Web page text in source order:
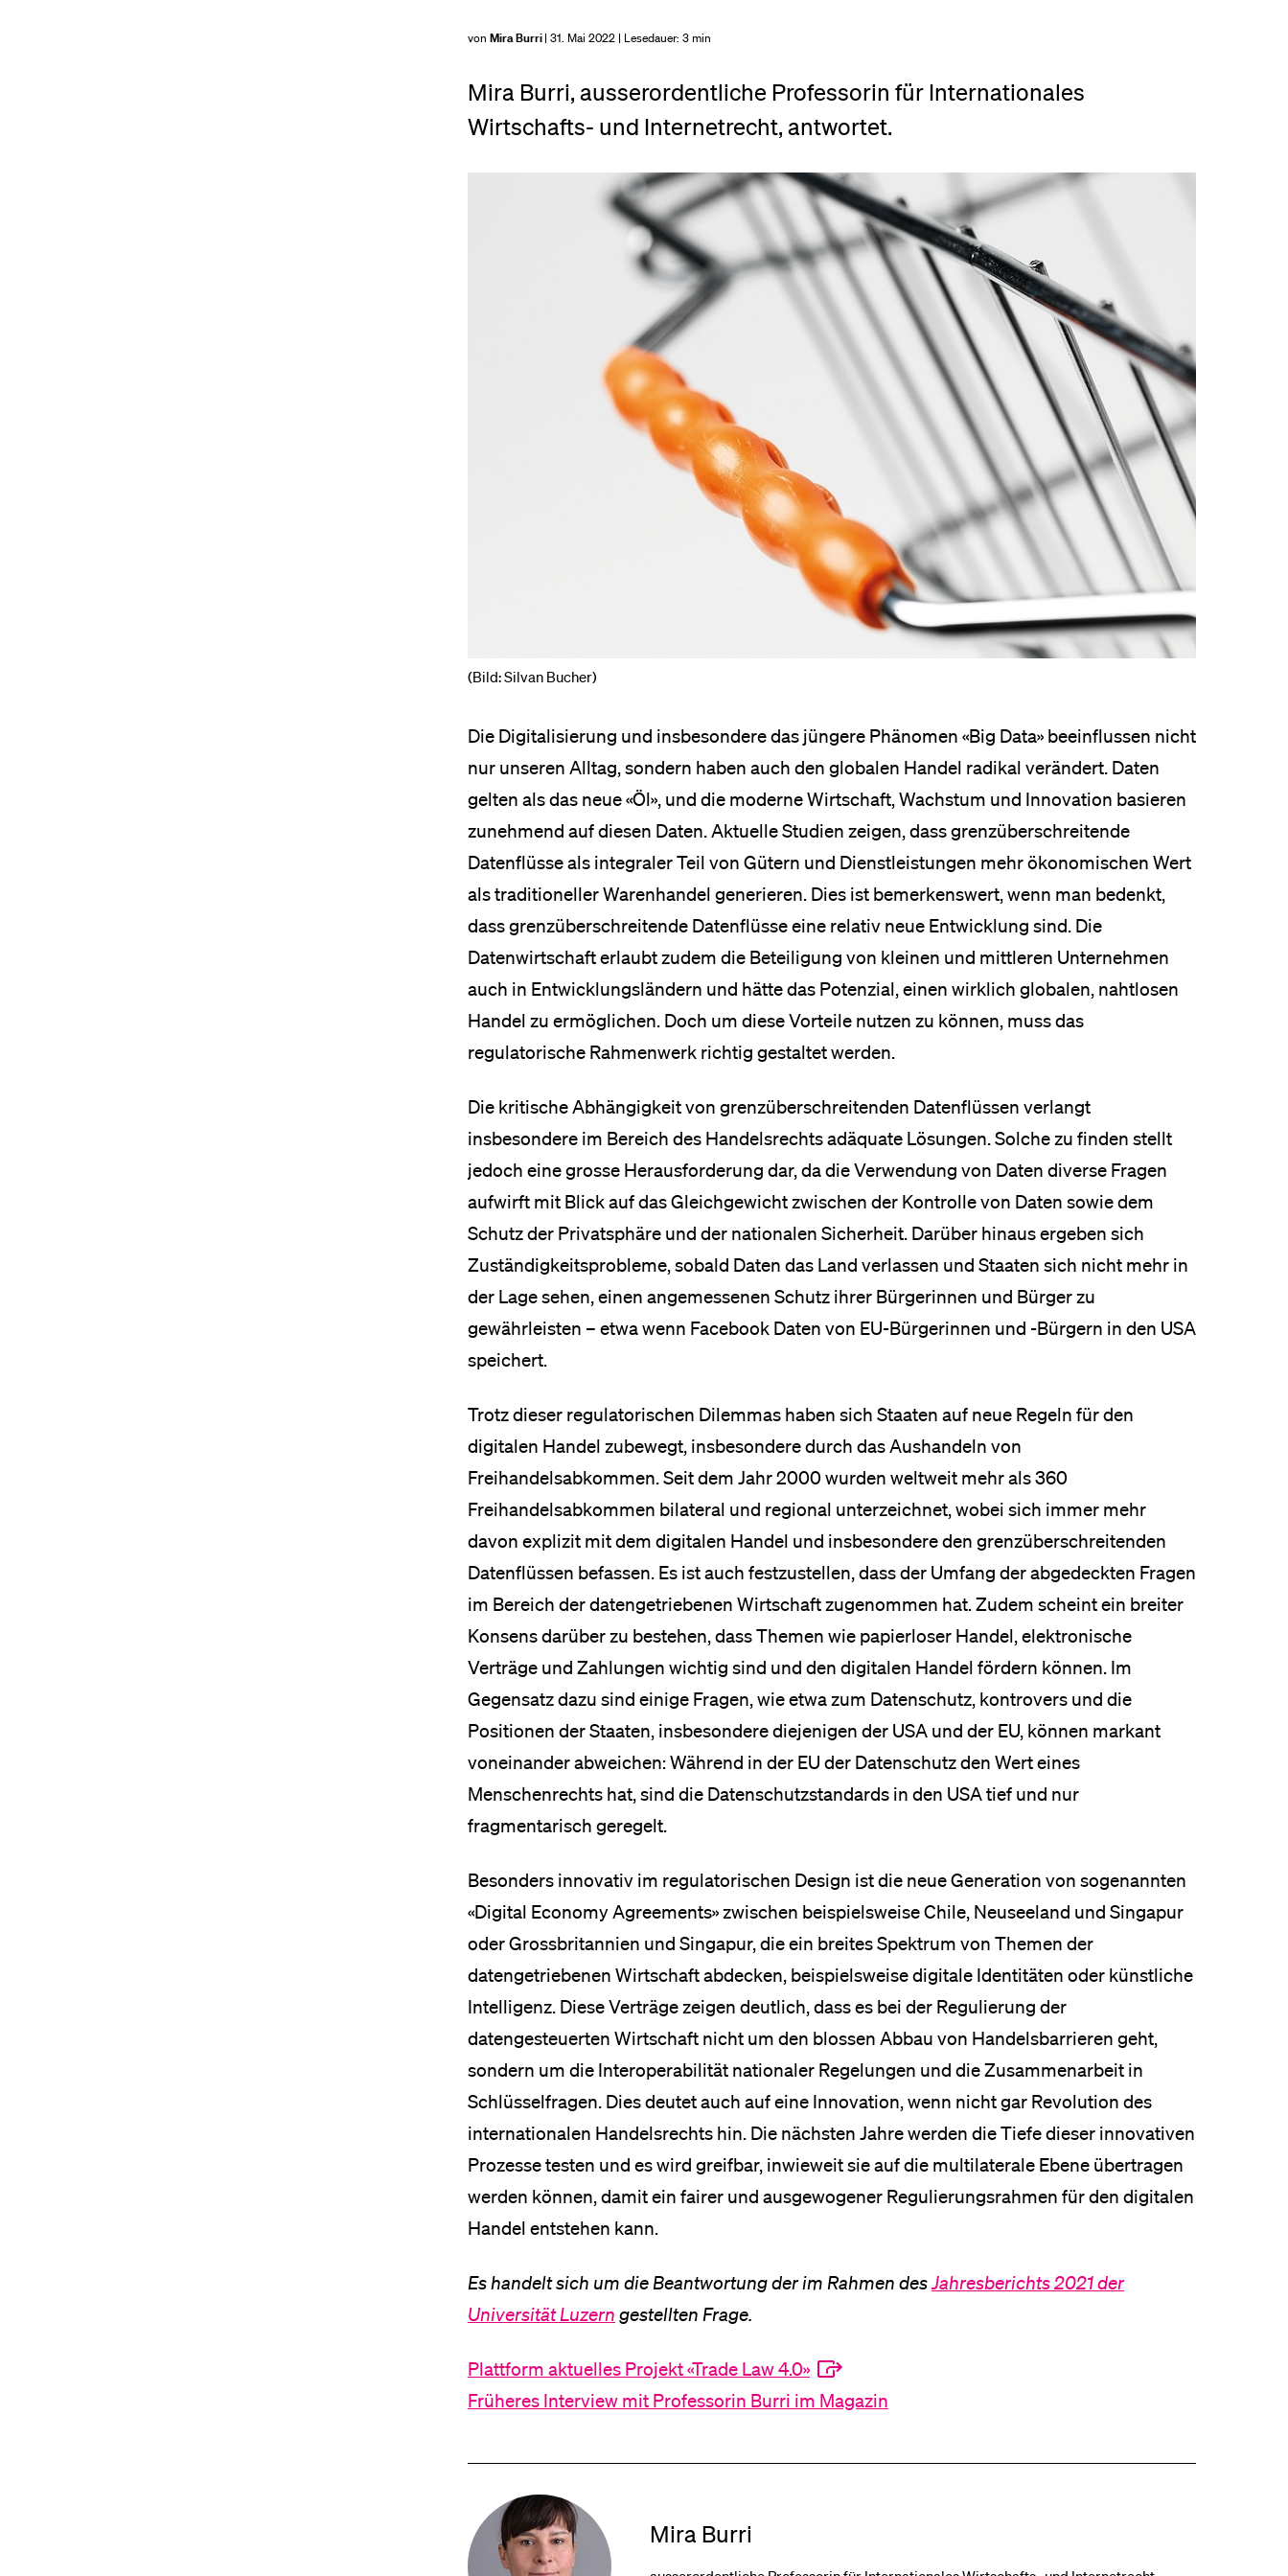
von Mira Burri| 31. Mai 2022 | Lesedauer: 3 min
Mira Burri, ausserordentliche Professorin für Internationales
Wirtschafts- und Internetrecht, antwortet.
(Bild: Silvan Bucher)
Die Digitalisierung und insbesondere das jüngere Phänomen «Big Data» beeinflussen nicht
nur unseren Alltag, sondern haben auch den globalen Handel radikal verändert. Daten
gelten als das neue «Öl», und die moderne Wirtschaft, Wachstum und Innovation basieren
zunehmend auf diesen Daten. Aktuelle Studien zeigen, dass grenzüberschreitende
Datenflüsse als integraler Teil von Gütern und Dienstleistungen mehr ökonomischen Wert
als traditioneller Warenhandel generieren. Dies ist bemerkenswert, wenn man bedenkt,
dass grenzüberschreitende Datenflüsse eine relativ neue Entwicklung sind. Die
Datenwirtschaft erlaubt zudem die Beteiligung von kleinen und mittleren Unternehmen
auch in Entwicklungsländern und hätte das Potenzial, einen wirklich globalen, nahtlosen
Handel zu ermöglichen. Doch um diese Vorteile nutzen zu können, muss das
regulatorische Rahmenwerk richtig gestaltet werden.
Die kritische Abhängigkeit von grenzüberschreitenden Datenflüssen verlangt
insbesondere im Bereich des Handelsrechts adäquate Lösungen. Solche zu finden stellt
jedoch eine grosse Herausforderung dar, da die Verwendung von Daten diverse Fragen
aufwirft mit Blick auf das Gleichgewicht zwischen der Kontrolle von Daten sowie dem
Schutz der Privatsphäre und der nationalen Sicherheit. Darüber hinaus ergeben sich
Zuständigkeitsprobleme, sobald Daten das Land verlassen und Staaten sich nicht mehr in
der Lage sehen, einen angemessenen Schutz ihrer Bürgerinnen und Bürger zu
gewährleisten – etwa wenn Facebook Daten von EU-Bürgerinnen und -Bürgern in den USA
speichert.
Trotz dieser regulatorischen Dilemmas haben sich Staaten auf neue Regeln für den
digitalen Handel zubewegt, insbesondere durch das Aushandeln von
Freihandelsabkommen. Seit dem Jahr 2000 wurden weltweit mehr als 360
Freihandelsabkommen bilateral und regional unterzeichnet, wobei sich immer mehr
davon explizit mit dem digitalen Handel und insbesondere den grenzüberschreitenden
Datenflüssen befassen. Es ist auch festzustellen, dass der Umfang der abgedeckten Fragen
im Bereich der datengetriebenen Wirtschaft zugenommen hat. Zudem scheint ein breiter
Konsens darüber zu bestehen, dass Themen wie papierloser Handel, elektronische
Verträge und Zahlungen wichtig sind und den digitalen Handel fördern können. Im
Gegensatz dazu sind einige Fragen, wie etwa zum Datenschutz, kontrovers und die
Positionen der Staaten, insbesondere diejenigen der USA und der EU, können markant
voneinander abweichen: Während in der EU der Datenschutz den Wert eines
Menschenrechts hat, sind die Datenschutzstandards in den USA tief und nur
fragmentarisch geregelt.
Besonders innovativ im regulatorischen Design ist die neue Generation von sogenannten
«Digital Economy Agreements» zwischen beispielsweise Chile, Neuseeland und Singapur
oder Grossbritannien und Singapur, die ein breites Spektrum von Themen der
datengetriebenen Wirtschaft abdecken, beispielsweise digitale Identitäten oder künstliche
Intelligenz. Diese Verträge zeigen deutlich, dass es bei der Regulierung der
datengesteuerten Wirtschaft nicht um den blossen Abbau von Handelsbarrieren geht,
sondern um die Interoperabilität nationaler Regelungen und die Zusammenarbeit in
Schlüsselfragen. Dies deutet auch auf eine Innovation, wenn nicht gar Revolution des
internationalen Handelsrechts hin. Die nächsten Jahre werden die Tiefe dieser innovativen
Prozesse testen und es wird greifbar, inwieweit sie auf die multilaterale Ebene übertragen
werden können, damit ein fairer und ausgewogener Regulierungsrahmen für den digitalen
Handel entstehen kann.
Es handelt sich um die Beantwortung der im Rahmen desJahresberichts 2021 der
Universität Luzern gestellten Frage.
Plattform aktuelles Projekt «Trade Law 4.0»
Früheres Interview mit Professorin Burri im Magazin
Mira Burri
Mitarbeitende
Alumni
Stellensuchende
Förderer